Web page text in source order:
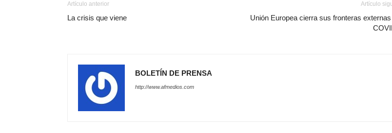
Artículo anterior
La crisis que viene
Artículo
Unión Europea cierra sus fronteras
BOLETÍN DE PRENSA
http://www.afmedios.com